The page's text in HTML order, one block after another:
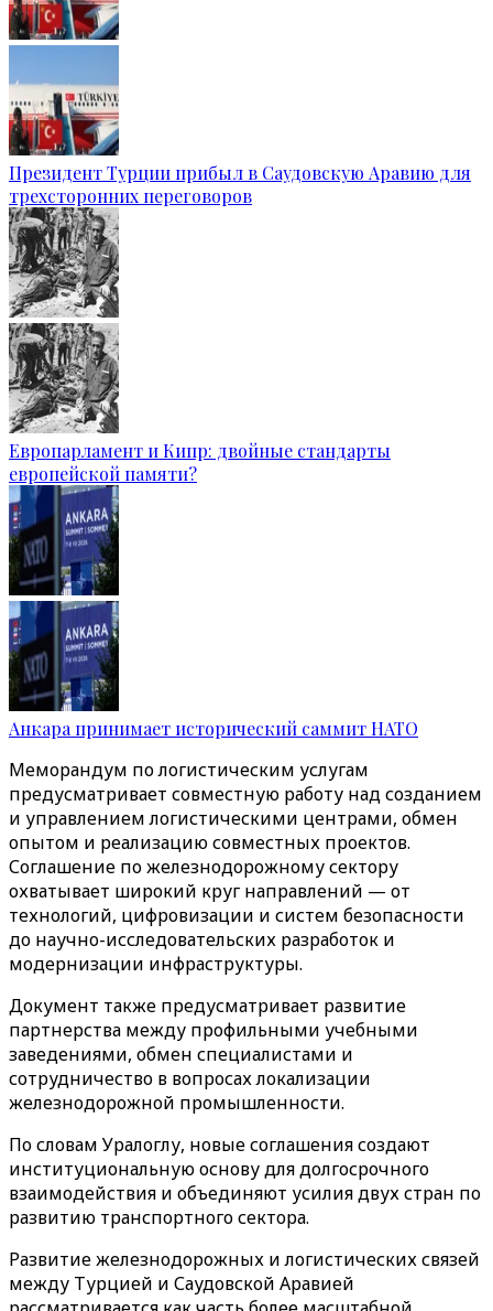
Президент Турции прибыл в Саудовскую Аравию для
трехсторонних переговоров
Европарламент и Кипр: двойные стандарты
европейской памяти?
Анкара принимает исторический саммит НАТО
Меморандум по логистическим услугам
предусматривает совместную работу над созданием
и управлением логистическими центрами, обмен
опытом и реализацию совместных проектов.
Соглашение по железнодорожному сектору
охватывает широкий круг направлений — от
технологий, цифровизации и систем безопасности
до научно-исследовательских разработок и
модернизации инфраструктуры.
Документ также предусматривает развитие
партнерства между профильными учебными
заведениями, обмен специалистами и
сотрудничество в вопросах локализации
железнодорожной промышленности.
По словам Уралоглу, новые соглашения создают
институциональную основу для долгосрочного
взаимодействия и объединяют усилия двух стран по
развитию транспортного сектора.
Развитие железнодорожных и логистических связей
между Турцией и Саудовской Аравией